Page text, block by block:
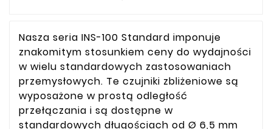
Nasza seria INS-100 Standard imponuje
znakomitym stosunkiem ceny do wydajności
w wielu standardowych zastosowaniach
przemysłowych. Te czujniki zbliżeniowe są
wyposażone w prostą odległość
przełączania i są dostępne w
standardowych długościach od Ø 6,5 mm